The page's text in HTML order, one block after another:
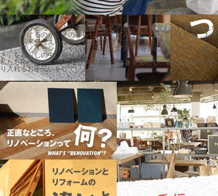
今ある家がどんなふうに生まれ変わるのか、生まれ変わった家でどんな
暮らしをするのか、その暮らしの中でどんな家になっていくのか…お住
まいの未来を考えれば考えるほどワクワクは尽きません。
そう、リノベーションやDIYとは「ワクワク」を形にすること！「楽し
さ」を暮らしの中に取り入れること！
私たちRe:noveoはそんなワクワクや楽しさを形にし、暮らしの中に取
り入れるお手伝いをしています。